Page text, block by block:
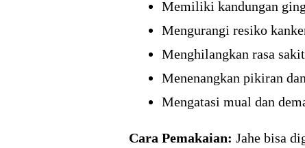
Memiliki kandungan
Mengurangi resiko
Menghilangkan rasa
Menenangkan pikiran
Mengatasi mual dan
Cara Pemakaian: Jahe bisa